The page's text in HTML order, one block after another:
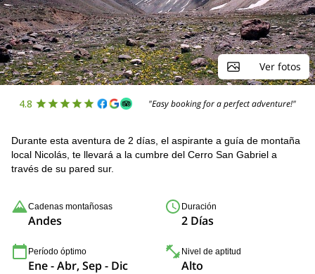
Ver fotos
4.8 "Easy booking for a perfect adventure!"
Durante esta aventura de 2 días, el aspirante a guía de montaña
local Nicolás, te llevará a la cumbre del Cerro San Gabriel a
través de su pared sur.
Cadenas montañosas
Andes
Duración
2 Días
Período óptimo
Ene - Abr, Sep - Dic
Nivel de aptitud
Alto